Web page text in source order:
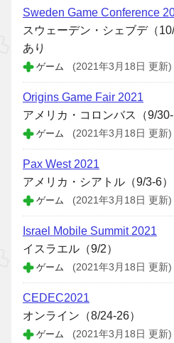
Sweden Game Conference
スウェーデン・シェブデ（
あり
ゲーム (2021年3月18日 更新)
Origins Game Fair 2021
アメリカ・コロンバス（9/30-
ゲーム (2021年3月18日 更新)
Pax West 2021
アメリカ・シアトル（9/3-6）
ゲーム (2021年3月18日 更新)
Israel Mobile Summit 2021
イスラエル（9/2）
ゲーム (2021年3月18日 更新)
CEDEC2021
オンライン（8/24-26）
ゲーム (2021年3月18日 更新)